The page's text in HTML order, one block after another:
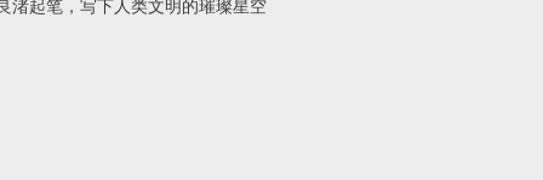
渚起笔，写下人类文明的璀璨星空